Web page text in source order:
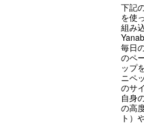
下記
を使
組み
毎日
のペ
ップ
ニペ
のサ
自身
の高
ト）